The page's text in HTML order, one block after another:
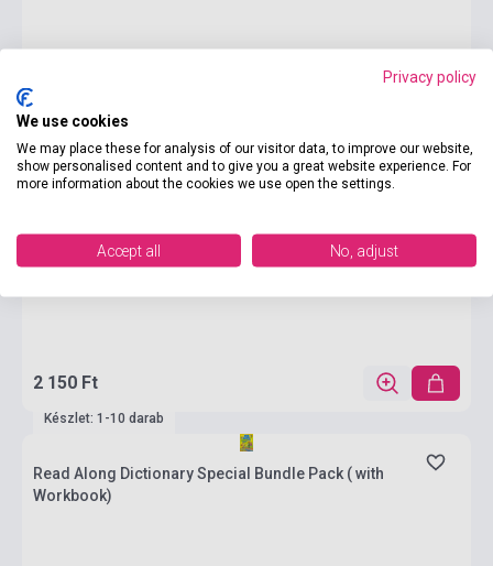
2 150 Ft
Készlet: 1-10 darab
Read Along Dictionary Special Bundle Pack ( with
Workbook)
Privacy policy
We use cookies
We may place these for analysis of our visitor data, to improve our website,
show personalised content and to give you a great website experience. For
more information about the cookies we use open the settings.
Accept all No, adjust